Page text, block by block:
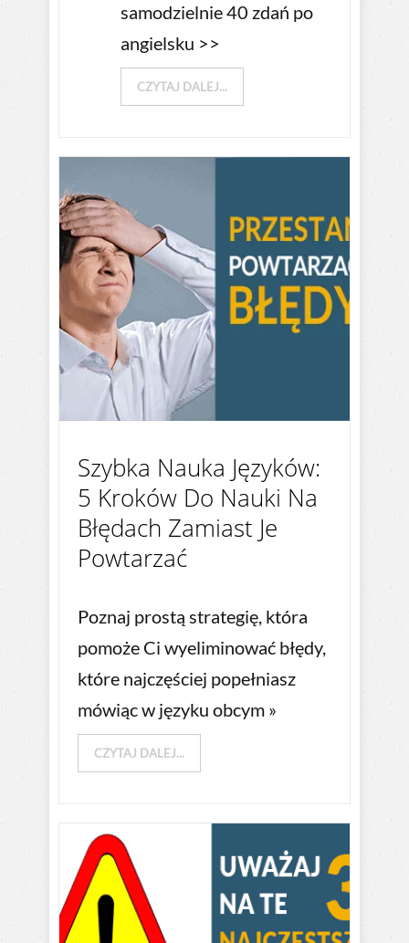
samodzielnie 40 zdań po
angielsku >>
CZYTAJ DALEJ...
Szybka Nauka Języków:
5 Kroków Do Nauki Na
Błędach Zamiast Je
Powtarzać
Poznaj prostą strategię, która
pomoże Ci wyeliminować błędy,
które najczęściej popełniasz
mówiąc w języku obcym »
CZYTAJ DALEJ...